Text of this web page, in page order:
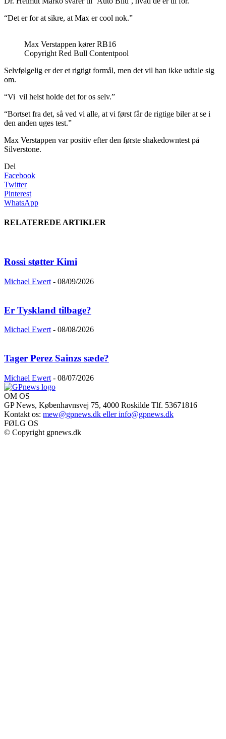
“Det er for at sikre, at Max er cool nok.”
Max Verstappen kører RB16
Copyright Red Bull Contentpool
Selvfølgelig er der et rigtigt formål, men det vil han ikke udtale sig
om.
“Vi vil helst holde det for os selv.”
“Bortset fra det, så ved vi alle, at vi først får de rigtige biler at se i
den anden uges test.”
Max Verstappen var positiv efter den første shakedowntest på
Silverstone.
Del
Facebook
Twitter
Pinterest
WhatsApp
RELATEREDE ARTIKLER
Rossi støtter Kimi
Michael Ewert - 08/09/2026
Er Tyskland tilbage?
Michael Ewert - 08/08/2026
Tager Perez Sainzs sæde?
Michael Ewert - 08/07/2026
OM OS
GP News, Københavnsvej 75, 4000 Roskilde Tlf. 53671816
Kontakt os: mew@gpnews.dk eller info@gpnews.dk
FØLG OS
© Copyright gpnews.dk